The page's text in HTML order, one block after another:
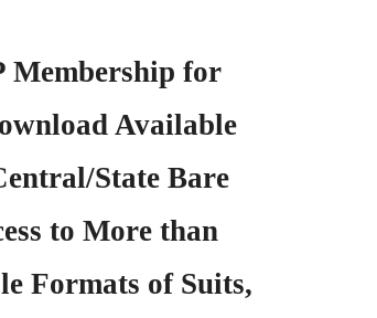
Membership for
Available
State Bare
to More than
Formats of Suits,